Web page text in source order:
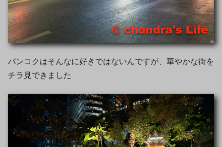
バンコクはそんなに好きではないんですが、華やかな街を
チラ見できました